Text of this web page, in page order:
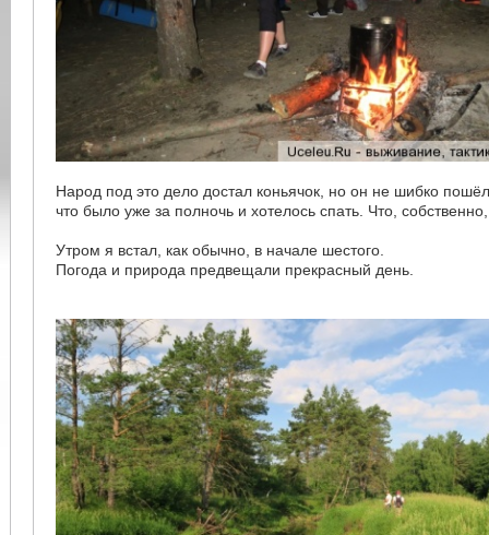
Народ под это дело достал коньячок, но он не шибко
что было уже за полночь и хотелось спать. Что,
Утром я встал, как обычно, в начале шестого.
Погода и природа предвещали прекрасный день.